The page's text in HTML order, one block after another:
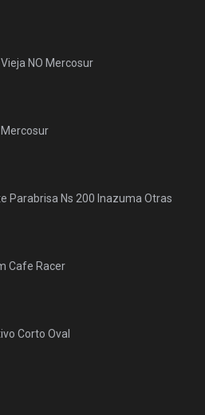
NO Mercosur
Parabrisa Ns 200 Inazuma Otras
Cafe Racer
Corto Oval